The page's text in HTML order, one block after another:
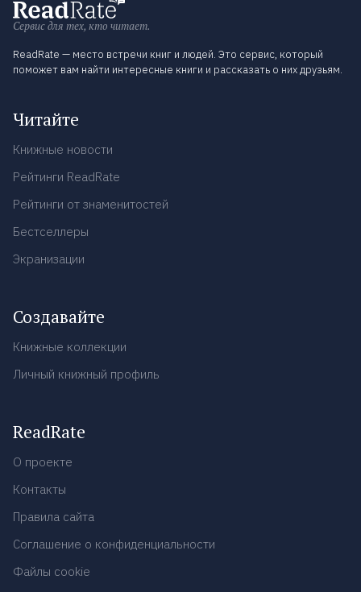
Сервис для тех, кто читает.
ReadRate — место встречи книг и людей. Это сервис, который
поможет вам найти интересные книги и рассказать о них друзьям.
Читайте
Книжные новости
Рейтинги ReadRate
Рейтинги от знаменитостей
Бестселлеры
Экранизации
Создавайте
Книжные коллекции
Личный книжный профиль
ReadRate
О проекте
Контакты
Правила сайта
Соглашение о конфиденциальности
Файлы cookie